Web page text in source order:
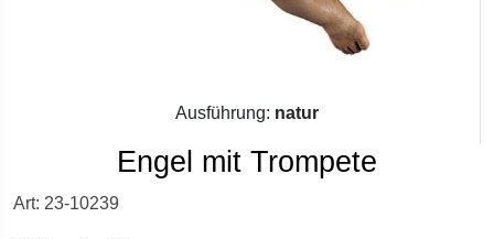
Ausführung: natur
Engel mit Trompete
Art: 23-10239